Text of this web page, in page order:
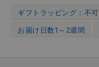
ギフトラッピング：不可
お届け日数1～2週間